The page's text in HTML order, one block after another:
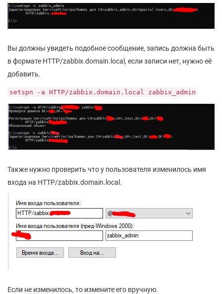
Вы должны увидеть подобное сообщение, запись должна быть
в формате HTTP/zabbix.domain.local, если записи нет, нужно её
добавить.
setspn -a HTTP/zabbix.domain.local zabbix_admin
Также нужно проверить что у пользователя изменилось имя
входа на HTTP/zabbix.domain.local.
Если не изменилось, то измените его вручную.